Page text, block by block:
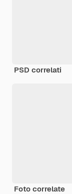
PSD correlati
Foto correlate